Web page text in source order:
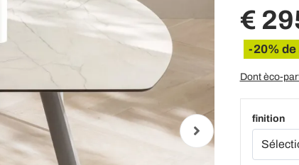
€
-20% de
Dont èco-
finition